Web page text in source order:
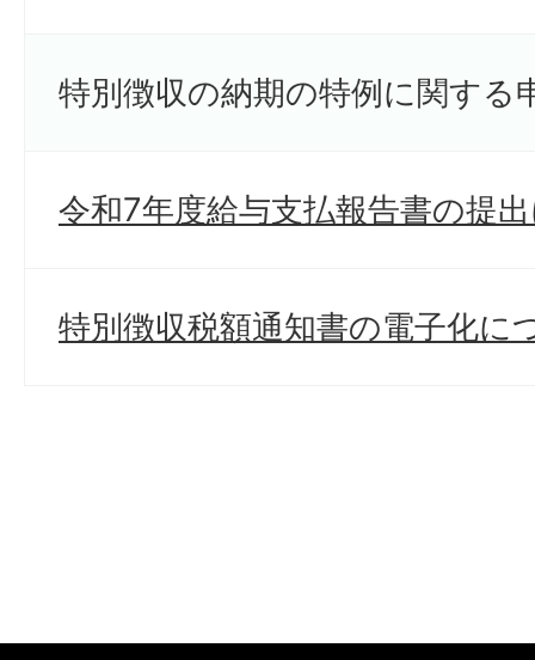
特別徴収の納期の特例に関する
令和7年度給与支払報告書の提
特別徴収税額通知書の電子化に